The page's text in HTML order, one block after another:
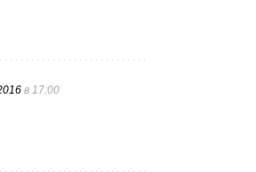
в 17:00